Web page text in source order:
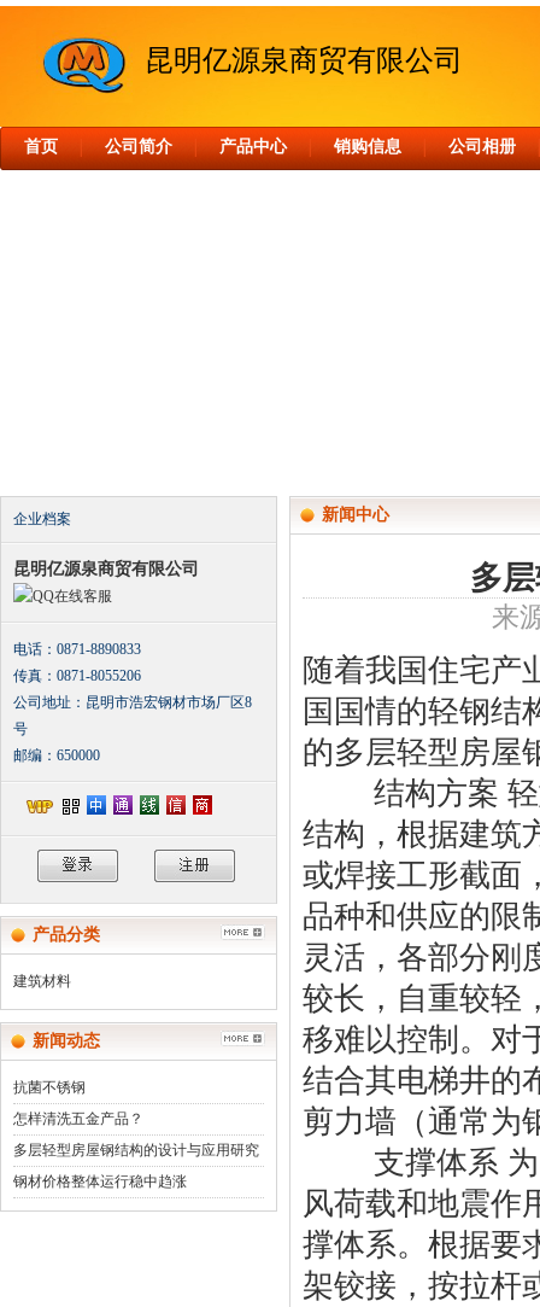
昆明亿源泉商贸有限公司
首页 │ 公司简介 │ 产品中心 │ 销购信息 │ 公司相册
企业档案
昆明亿源泉商贸有限公司
在线客服
电话：0871-8890833
传真：0871-8055206
公司地址：昆明市浩宏钢材市场厂区8
号
邮编：650000
产品分类
建筑材料
新闻动态
抗菌不锈钢
怎样清洗五金产品？
多层轻型房屋钢结构的设计与应用研究
钢材价格整体运行稳中趋涨
新闻中心
多
来
随着我国住宅产
国国情的轻钢结
的多层轻型房屋
结构方案 轻
结构，根据建筑
或焊接工形截面
品种和供应的限
灵活，各部分刚
较长，自重较轻
移难以控制。对
结合其电梯井的
剪力墙（通常为
支撑体系 为
风荷载和地震作
撑体系。根据要
架铰接，按拉杆